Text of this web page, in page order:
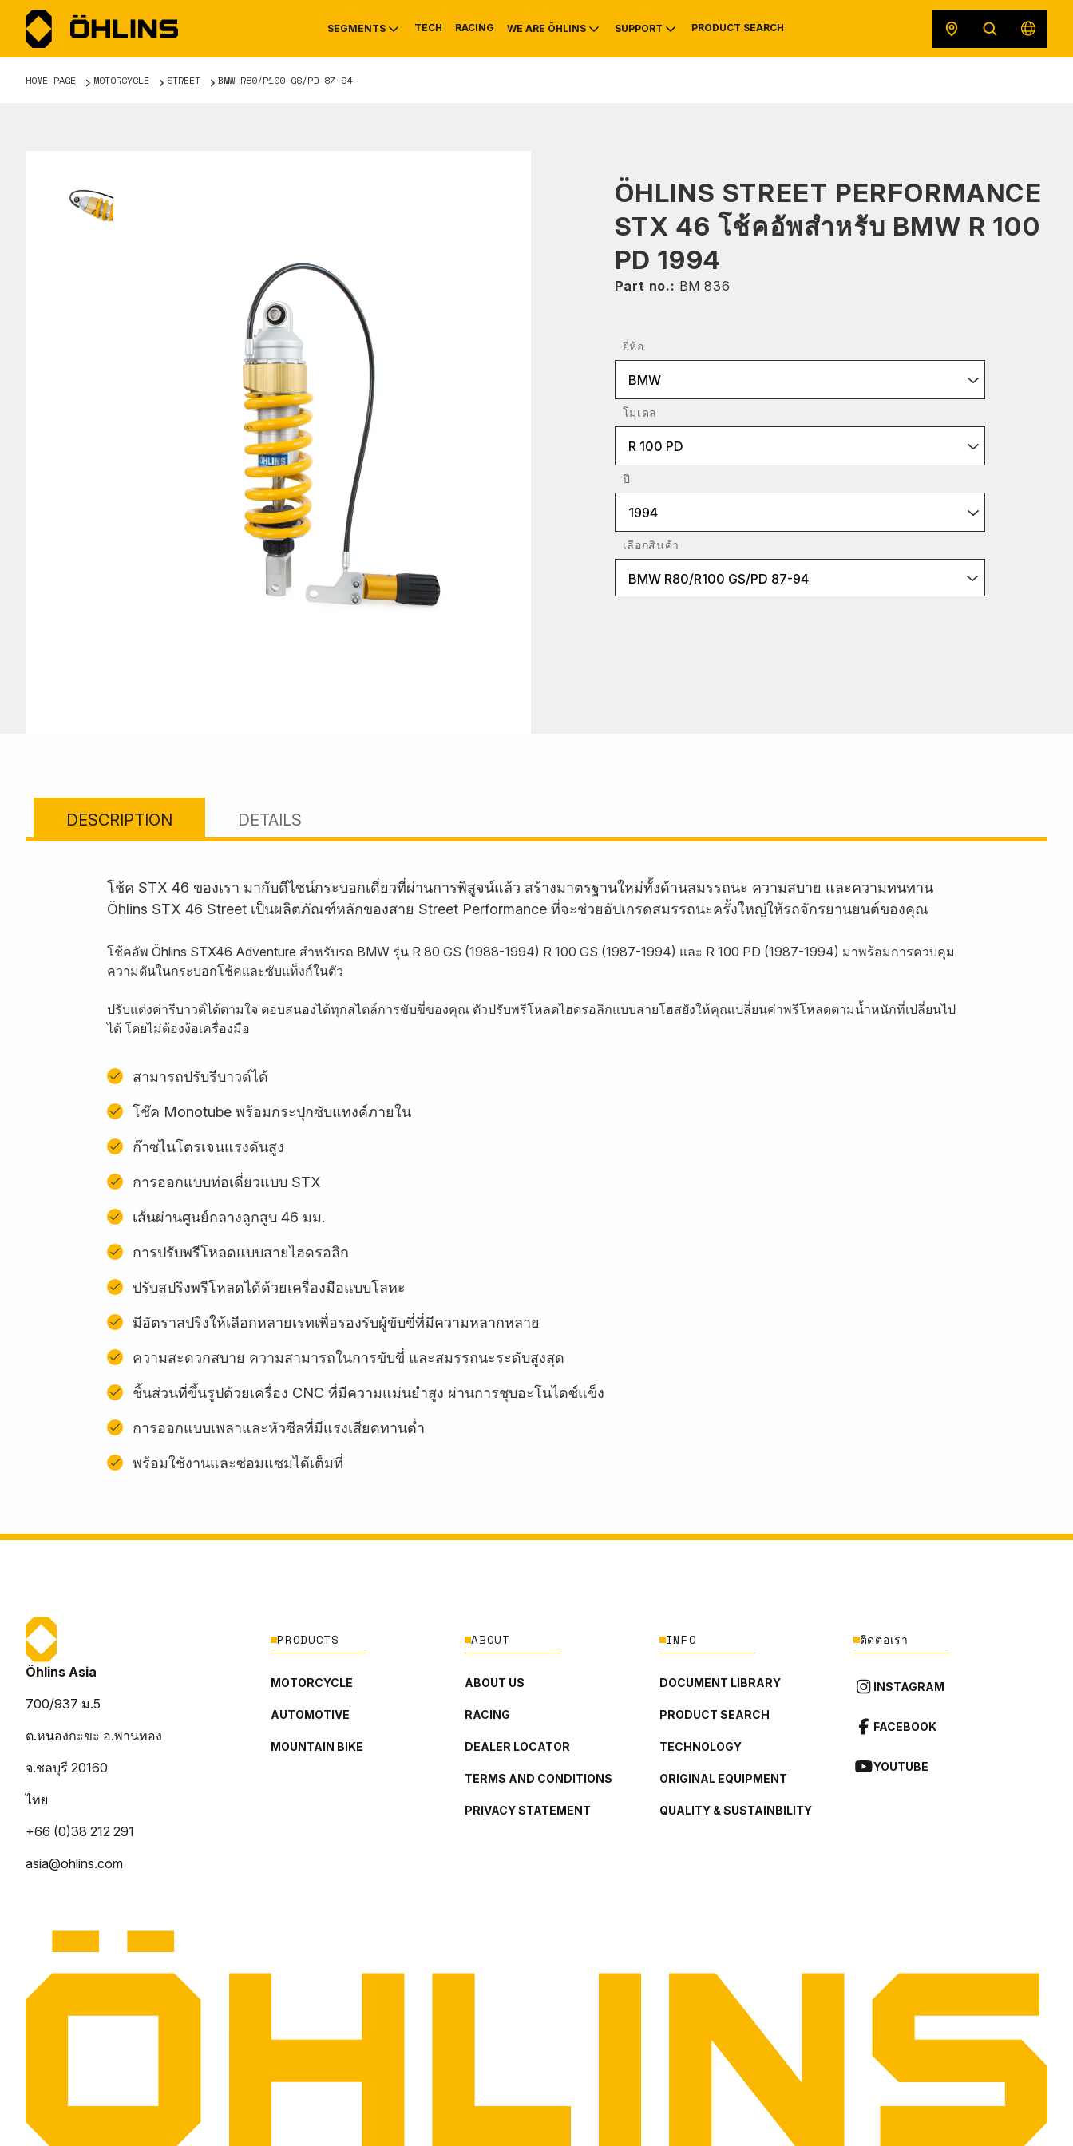
SEGMENTS
MOUNTAIN BIKE
TECH RACING WE ARE ÖHLINS
HISTORY
SUPPORT
SERVICE INFO & RECALLS
PRODUCT SEARCH
HOME PAGE MOTORCYCLE STREET BMW R80/R100 GS/PD 87-94
ÖHLINS STREET PERFORMANCE
STX 46 โช้คอัพสำหรับ BMW R 100
PD 1994
Part no.: BM 836
ยี่ห้อ
BMW
โมเดล
R 100 PD
ปี
1994
เลือกสินค้า
BMW R80/R100 GS/PD 87-94
DESCRIPTION DETAILS
โช้ค STX 46 ของเรา มากับดีไซน์กระบอกเดี่ยวที่ผ่านการพิสูจน์แล้ว สร้างมาตรฐานใหม่ทั้งด้านสมรรถนะ ความสบาย และความทนทาน
Öhlins STX 46 Street เป็นผลิตภัณฑ์หลักของสาย Street Performance ที่จะช่วยอัปเกรดสมรรถนะครั้งใหญ่ให้รถจักรยานยนต์ของคุณ
โช้คอัพ Öhlins STX46 Adventure สำหรับรถ BMW รุ่น R 80 GS (1988-1994) R 100 GS (1987-1994) และ R 100 PD (1987-1994) มาพร้อมการควบคุม
ความดันในกระบอกโช้คและซับแท็งก์ในตัว
ปรับแต่งค่ารีบาวด์ได้ตามใจ ตอบสนองได้ทุกสไตล์การขับขี่ของคุณ ตัวปรับพรีโหลดไฮดรอลิกแบบสายโฮสยังให้คุณเปลี่ยนค่าพรีโหลดตามน้ำหนักที่เปลี่ยนไป
ได้ โดยไม่ต้องง้อเครื่องมือ
สามารถปรับรีบาวด์ได้
โช๊ค Monotube พร้อมกระปุกซับแทงค์ภายใน
ก๊าซไนโตรเจนแรงดันสูง
การออกแบบท่อเดี่ยวแบบ STX
เส้นผ่านศูนย์กลางลูกสูบ 46 มม.
การปรับพรีโหลดแบบสายไฮดรอลิก
ปรับสปริงพรีโหลดได้ด้วยเครื่องมือแบบโลหะ
มีอัตราสปริงให้เลือกหลายเรทเพื่อรองรับผู้ขับขี่ที่มีความหลากหลาย
ความสะดวกสบาย ความสามารถในการขับขี่ และสมรรถนะระดับสูงสุด
ชิ้นส่วนที่ขึ้นรูปด้วยเครื่อง CNC ที่มีความแม่นยำสูง ผ่านการชุบอะโนไดซ์แข็ง
การออกแบบเพลาและหัวซีลที่มีแรงเสียดทานต่ำ
พร้อมใช้งานและซ่อมแซมได้เต็มที่
Öhlins Asia
700/937 ม.5
ต.หนองกะขะ อ.พานทอง
จ.ชลบุรี 20160
ไทย
+66 (0)38 212 291
asia@ohlins.com
PRODUCTS
MOTORCYCLE
AUTOMOTIVE
MOUNTAIN BIKE
ABOUT
ABOUT US
RACING
DEALER LOCATOR
TERMS AND CONDITIONS
PRIVACY STATEMENT
INFO
DOCUMENT LIBRARY
PRODUCT SEARCH
TECHNOLOGY
ORIGINAL EQUIPMENT
QUALITY & SUSTAINBILITY
ติดต่อเรา
INSTAGRAM
FACEBOOK
YOUTUBE